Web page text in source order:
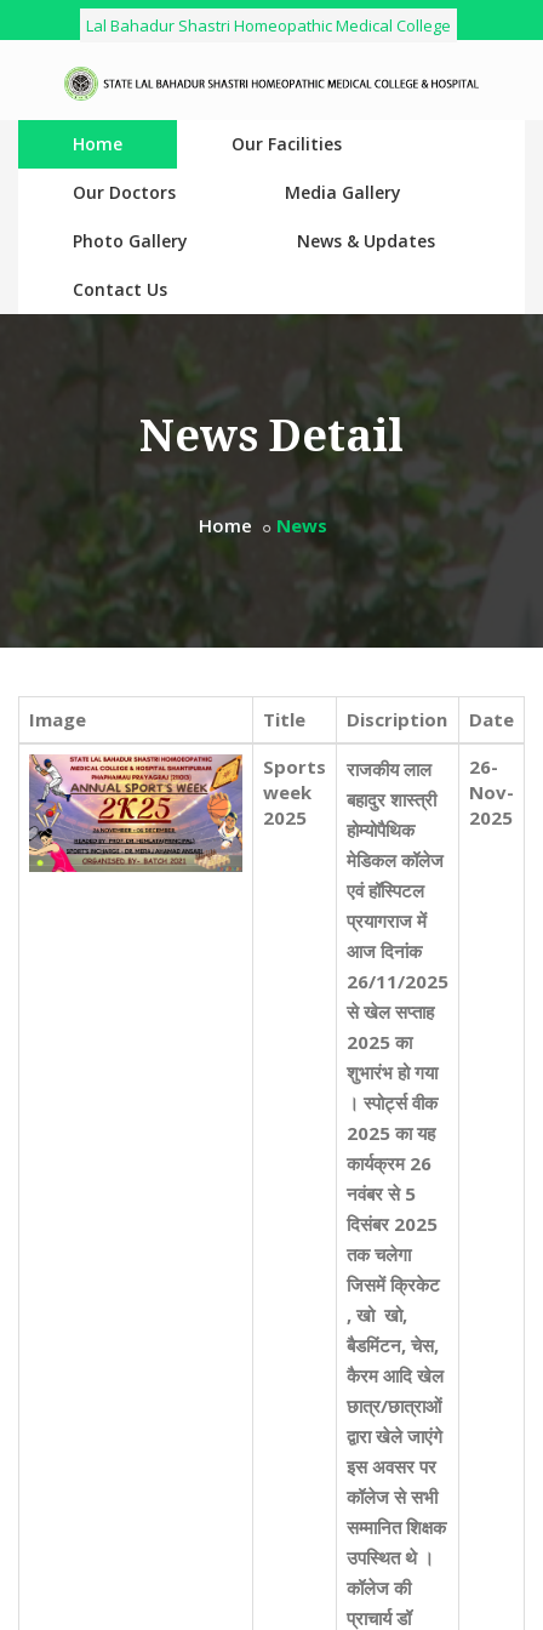
Lal Bahadur Shastri Homeopathic Medical College
Home Our Facilities
Our Doctors Media Gallery
Photo Gallery News & Updates
Contact Us
News Detail
Home News
Image Title Discription
Date
Sports
week
2025
राजकीय लाल
बहादुर शास्त्री
होम्योपैथिक
मेडिकल कॉलेज
एवं हॉस्पिटल
प्रयागराज में
आज दिनांक
26/11/2025
से खेल सप्ताह
2025 का
शुभारंभ हो गया
। स्पोर्ट्स वीक
2025 का यह
कार्यक्रम 26
नवंबर से 5
दिसंबर 2025
तक चलेगा
जिसमें क्रिकेट
, खो खो,
बैडमिंटन, चेस,
कैरम आदि खेल
छात्र/छात्राओं
द्वारा खेले जाएंगे
इस अवसर पर
कॉलेज से सभी
सम्मानित शिक्षक
उपस्थित थे ।
कॉलेज की
प्राचार्य डॉ
26-
Nov-
2025